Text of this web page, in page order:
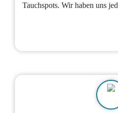
Tauchspots. Wir haben uns